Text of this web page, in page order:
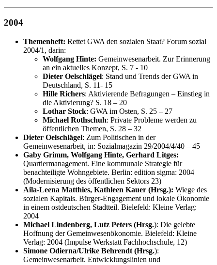
2004
Themenheft: Rettet GWA den sozialen Staat? Forum sozial
2004/1, darin:
Wolfgang Hinte: Gemeinwesenarbeit. Zur Erinnerung
an ein aktuelles Konzept, S. 7 - 10
Dieter Oelschlägel: Stand und Trends der GWA in
Deutschland, S. 11- 15
Hille Richers: Aktivierende Befragungen – Einstieg in
die Aktivierung? S. 18 – 20
Lothar Stock: GWA im Osten, S. 25 – 27
Michael Rothschuh: Private Probleme werden zu
öffentlichen Themen, S. 28 – 32
Dieter Oelschlägel: Zum Politischen in der
Gemeinwesenarbeit, in: Sozialmagazin 29/2004/4/40 – 45
Gaby Grimm, Wolfgang Hinte, Gerhard Litges:
Quartiermanagement. Eine kommunale Strategie für
benachteiligte Wohngebiete. Berlin: edition sigma: 2004
(Modernisierung des öffentlichen Sektors 23)
Aila-Leena Matthies, Kathleen Kauer (Hrsg.): Wiege des
sozialen Kapitals. Bürger-Engagement und lokale Ökonomie
in einem ostdeutschen Stadtteil. Bielefeld: Kleine Verlag:
2004
Michael Lindenberg, Lutz Peters (Hrsg.): Die gelebte
Hoffnung der Gemeinwesenökonomie. Bielefeld: Kleine
Verlag: 2004 (Impulse Werkstatt Fachhochschule, 12)
Simone Odierna/Ulrike Behrendt (Hrsg.):
Gemeinwesenarbeit. Entwicklungslinien und